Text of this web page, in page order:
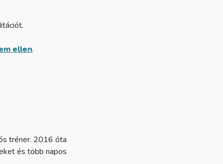
ellen.
tréner. 2016 óta
és több napos